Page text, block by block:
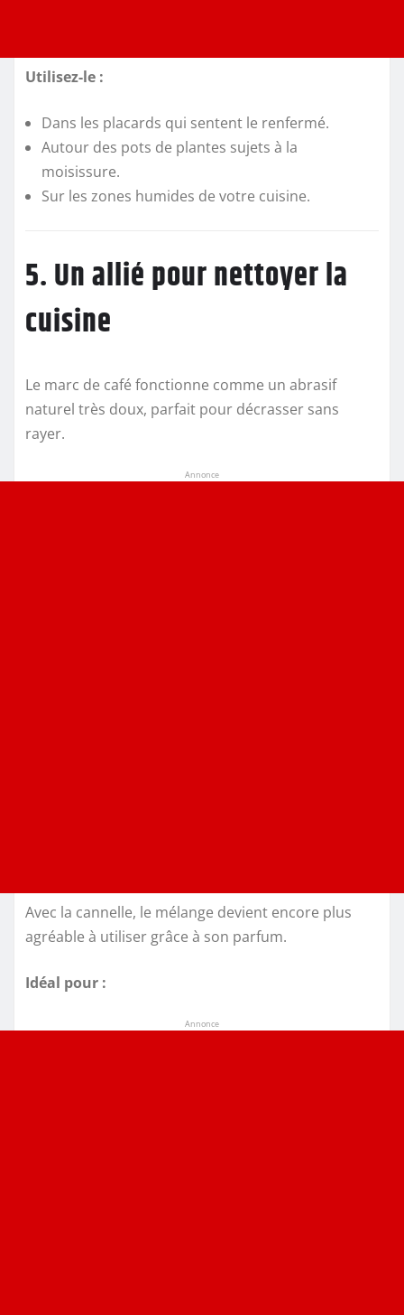
Utilisez-le :
Dans les placards qui sentent le renfermé.
Autour des pots de plantes sujets à la
moisissure.
Sur les zones humides de votre cuisine.
5. Un allié pour nettoyer la
cuisine
Le marc de café fonctionne comme un abrasif
naturel très doux, parfait pour décrasser sans
rayer.
Annonce
Avec la cannelle, le mélange devient encore plus
agréable à utiliser grâce à son parfum.
Idéal pour :
Annonce